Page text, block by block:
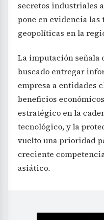
secretos industriales
pone en evidencia las
geopolíticas en la
La imputación señala
buscado entregar
empresa a entidades
beneficios
estratégico en la
tecnológico, y la
vuelto una prioridad
creciente
asiático.